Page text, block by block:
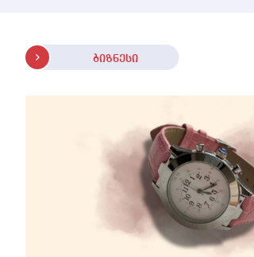
ბიზნესი